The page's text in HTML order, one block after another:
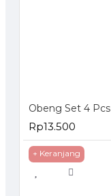
Obeng Set 4 Pcs
Rp13.500
+ Keranjang